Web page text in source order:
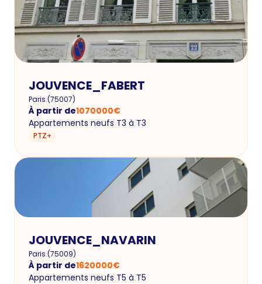
JOUVENCE_FABERT
Paris (75007)
À partir de1070000€
Appartements neufs T3 à T3
PTZ+
JOUVENCE_NAVARIN
Paris (75009)
À partir de1620000€
Appartements neufs T5 à T5